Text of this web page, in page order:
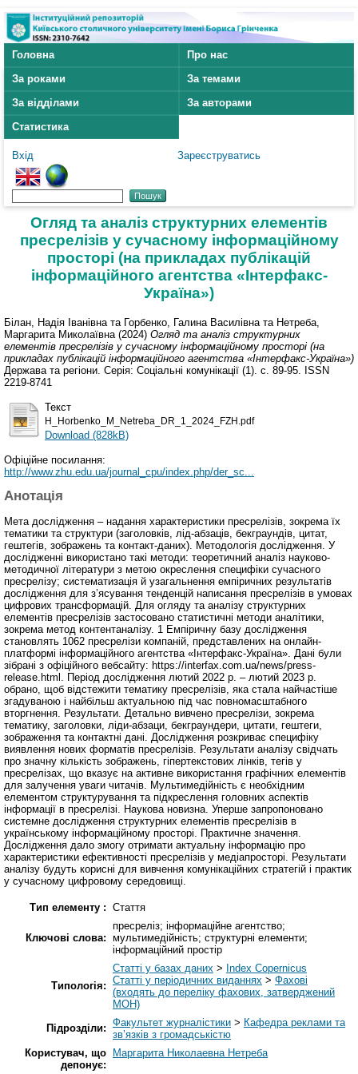
Головна
Про нас
За роками
За темами
За відділами
За авторами
Статистика
Вхід Зареєструватись
Огляд та аналіз структурних елементів
пресрелізів у сучасному інформаційному
просторі (на прикладах публікацій
інформаційного агентства «Інтерфакс-
Україна»)
Білан, Надія Іванівна та Горбенко, Галина Василівна та Нетреба,
Маргарита Миколаївна (2024) Огляд та аналіз структурних
елементів пресрелізів у сучасному інформаційному просторі (на
прикладах публікацій інформаційного агентства «Інтерфакс-Україна»)
Держава та регіони. Серія: Соціальні комунікації (1). с. 89-95. ISSN
2219-8741
Текст
H_Horbenko_M_Netreba_DR_1_2024_FZH.pdf
Download (828kB)
Офіційне посилання:
http://www.zhu.edu.ua/journal_cpu/index.php/der_sc...
Анотація
Мета дослідження – надання характеристики пресрелізів, зокрема їх
тематики та структури (заголовків, лід-абзаців, бекграундів, цитат,
гештегів, зображень та контакт-даних). Методологія дослідження. У
дослідженні використано такі методи: теоретичний аналіз науково-
методичної літератури з метою окреслення специфіки сучасного
пресрелізу; систематизація й узагальнення емпіричних результатів
дослідження для з’ясування тенденцій написання пресрелізів в умовах
цифрових трансформацій. Для огляду та аналізу структурних
елементів пресрелізів застосовано статистичні методи аналітики,
зокрема метод контентаналізу. 1 Емпіричну базу дослідження
становлять 1062 пресрелізи компаній, представлених на онлайн-
платформі інформаційного агентства «Інтерфакс-Україна». Дані були
зібрані з офіційного вебсайту: https://interfax.com.ua/news/press-
release.html. Період дослідження лютий 2022 р. – лютий 2023 р.
обрано, щоб відстежити тематику пресрелізів, яка стала найчастіше
згадуваною і найбільш актуальною під час повномасштабного
вторгнення. Результати. Детально вивчено пресрелізи, зокрема
тематику, заголовки, ліди-абзаци, бекграундери, цитати, гештеги,
зображення та контактні дані. Дослідження розкриває специфіку
виявлення нових форматів пресрелізів. Результати аналізу свідчать
про значну кількість зображень, гіпертекстових лінків, тегів у
пресрелізах, що вказує на активне використання графічних елементів
для залучення уваги читачів. Мультимедійність є необхідним
елементом структурування та підкреслення головних аспектів
інформації в пресрелізі. Наукова новизна. Уперше запропоновано
системне дослідження структурних елементів пресрелізів в
українському інформаційному просторі. Практичне значення.
Дослідження дало змогу отримати актуальну інформацію про
характеристики ефективності пресрелізів у медіапросторі. Результати
аналізу будуть корисні для вивчення комунікаційних стратегій і практик
у сучасному цифровому середовищі.
Тип елементу : Стаття
Ключові слова:
пресреліз; інформаційне агентство;
мультимедійність; структурні елементи;
інформаційний простір
Типологія:
Статті у базах даних > Index Copernicus
Статті у періодичних виданнях > Фахові
(входять до переліку фахових, затверджений
МОН)
Підрозділи: Факультет журналістики > Кафедра реклами та
зв’язків з громадськістю
Користувач, що
депонує:
Маргарита Николаевна Нетреба